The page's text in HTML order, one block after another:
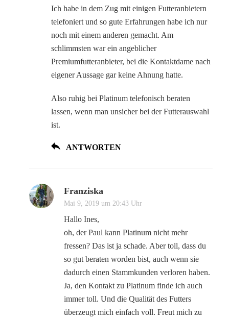
Ich habe in dem Zug mit einigen Futteranbietern
telefoniert und so gute Erfahrungen habe ich nur
noch mit einem anderen gemacht. Am
schlimmsten war ein angeblicher
Premiumfutteranbieter, bei die Kontaktdame nach
eigener Aussage gar keine Ahnung hatte.
Also ruhig bei Platinum telefonisch beraten
lassen, wenn man unsicher bei der Futterauswahl
ist.
ANTWORTEN
Franziska
Mai 9, 2019 um 20:43 Uhr
Hallo Ines,
oh, der Paul kann Platinum nicht mehr
fressen? Das ist ja schade. Aber toll, dass du
so gut beraten worden bist, auch wenn sie
dadurch einen Stammkunden verloren haben.
Ja, den Kontakt zu Platinum finde ich auch
immer toll. Und die Qualität des Futters
überzeugt mich einfach voll. Freut mich zu